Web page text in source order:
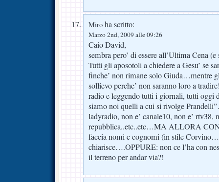
Miro ha scritto:
Marzo 2nd, 2009 alle 09:26
Caio David,
sembra pero’ di essere all’Ultima Cena
Tutti gli aposotoli a chiedere a Gesu’ se
finche’ non rimane solo Giuda…mentre
sollievo perche’ non saranno loro a
radio e leggendo tutti i giornali, tutti oggi
siamo noi quelli a cui si rivolge
ladyradio, non e’ canale10, non e’ rtv38,
repubblica..etc..etc…MA ALLORA
faccia nomi e cognomi (in stile
chiarisce….OPPURE: non ce l’ha con
il terreno per andar via?!